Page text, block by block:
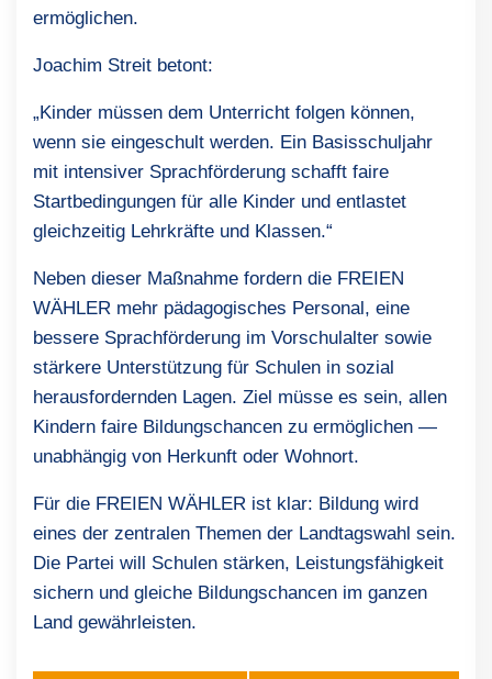
ermöglichen.
Joachim Streit betont:
„Kinder müssen dem Unterricht folgen können,
wenn sie eingeschult werden. Ein Basisschuljahr
mit intensiver Sprachförderung schafft faire
Startbedingungen für alle Kinder und entlastet
gleichzeitig Lehrkräfte und Klassen.“
Neben dieser Maßnahme fordern die FREIEN
WÄHLER mehr pädagogisches Personal, eine
bessere Sprachförderung im Vorschulalter sowie
stärkere Unterstützung für Schulen in sozial
herausfordernden Lagen. Ziel müsse es sein, allen
Kindern faire Bildungschancen zu ermöglichen —
unabhängig von Herkunft oder Wohnort.
Für die FREIEN WÄHLER ist klar: Bildung wird
eines der zentralen Themen der Landtagswahl sein.
Die Partei will Schulen stärken, Leistungsfähigkeit
sichern und gleiche Bildungschancen im ganzen
Land gewährleisten.